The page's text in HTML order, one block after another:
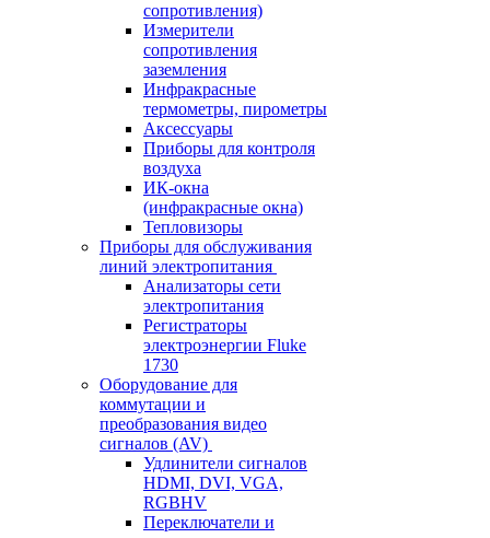
сопротивления)
Измерители
сопротивления
заземления
Инфракрасные
термометры, пирометры
Аксессуары
Приборы для контроля
воздуха
ИК-окна
(инфракрасные окна)
Тепловизоры
Приборы для обслуживания
линий электропитания
Анализаторы сети
электропитания
Регистраторы
электроэнергии Fluke
1730
Оборудование для
коммутации и
преобразования видео
сигналов (AV)
Удлинители сигналов
HDMI, DVI, VGA,
RGBHV
Переключатели и